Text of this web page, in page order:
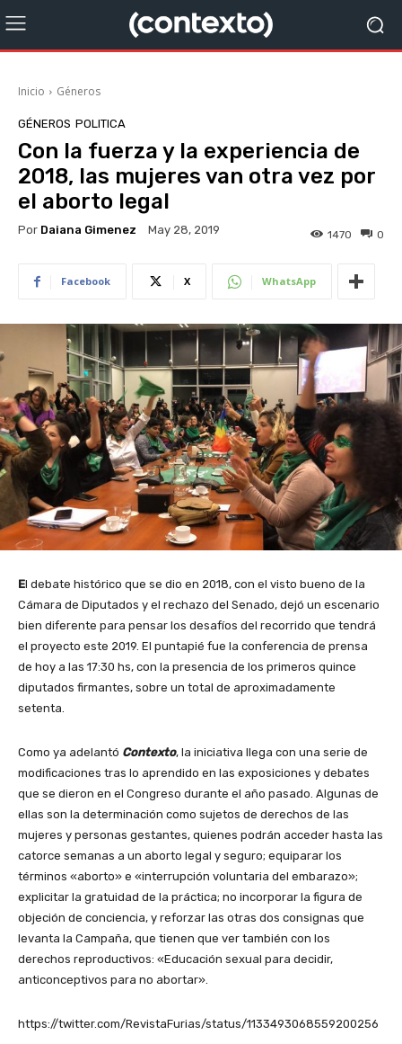
Inicio Géneros
GÉNEROS POLITICA
Con la fuerza y la experiencia de
2018, las mujeres van otra vez por
el aborto legal
Por Daiana Gimenez May 28, 2019 0
1470
Facebook X WhatsApp
El debate histórico que se dio en 2018, con el visto bueno de la
Cámara de Diputados y el rechazo del Senado, dejó un escenario
bien diferente para pensar los desafíos del recorrido que tendrá
el proyecto este 2019. El puntapié fue la conferencia de prensa
de hoy a las 17:30 hs, con la presencia de los primeros quince
diputados firmantes, sobre un total de aproximadamente
setenta.
Como ya adelantó Contexto, la iniciativa llega con una serie de
modificaciones tras lo aprendido en las exposiciones y debates
que se dieron en el Congreso durante el año pasado. Algunas de
ellas son la determinación como sujetos de derechos de las
mujeres y personas gestantes, quienes podrán acceder hasta las
catorce semanas a un aborto legal y seguro; equiparar los
términos «aborto» e «interrupción voluntaria del embarazo»;
explicitar la gratuidad de la práctica; no incorporar la figura de
objeción de conciencia, y reforzar las otras dos consignas que
levanta la Campaña, que tienen que ver también con los
derechos reproductivos: «Educación sexual para decidir,
anticonceptivos para no abortar».
https://twitter.com/RevistaFurias/status/1133493068559200256